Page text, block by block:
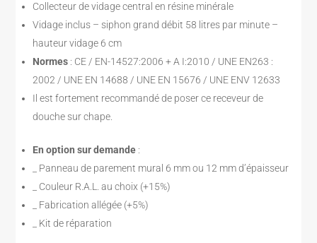
Collecteur de vidage central en résine minérale
Vidage inclus – siphon grand débit 58 litres par minute –
hauteur vidage 6 cm
Normes : CE / EN-14527:2006 + A I:2010 / UNE EN263 :
2002 / UNE EN 14688 / UNE EN 15676 / UNE ENV 12633
Il est fortement recommandé de poser ce receveur de
douche sur chape.
En option sur demande :
_ Panneau de parement mural 6 mm ou 12 mm d’épaisseur
_ Couleur R.A.L. au choix (+15%)
_ Fabrication allégée (+5%)
_ Kit de réparation